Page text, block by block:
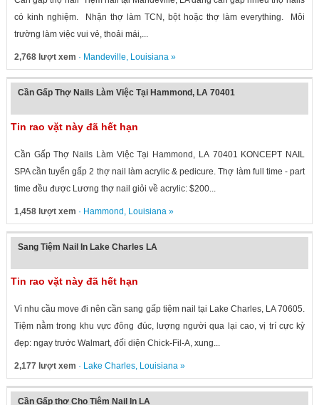
có kinh nghiệm. Nhận thợ làm TCN, bột hoặc thợ làm everything. Môi
trường làm việc vui vẻ, thoải mái,...
2,768 lượt xem · Mandeville, Louisiana»
Cần Gấp Thợ Nails Làm Việc Tại Hammond, LA 70401
Tin rao vặt này đã hết hạn
Cần Gấp Thợ Nails Làm Việc Tại Hammond, LA 70401 KONCEPT NAIL
SPA cần tuyển gấp 2 thợ nail làm acrylic & pedicure. Thợ làm full time - part
time đều được Lương thợ nail giỏi về acrylic: $200...
1,458 lượt xem · Hammond , Louisiana»
Sang Tiệm Nail In Lake Charles LA
Tin rao vặt này đã hết hạn
Vì nhu cầu move đi nên cần sang gấp tiệm nail tại Lake Charles, LA 70605.
Tiệm nằm trong khu vực đông đúc, lượng người qua lại cao, vị trí cực kỳ
đẹp: ngay trước Walmart, đối diện Chick-Fil-A, xung...
2,177 lượt xem · Lake Charles, Louisiana»
Cần Gấp thợ Cho Tiệm Nail In LA